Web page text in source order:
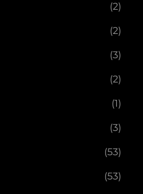
(2)
(2)
(3)
(2)
(1)
(3)
(53)
(53)